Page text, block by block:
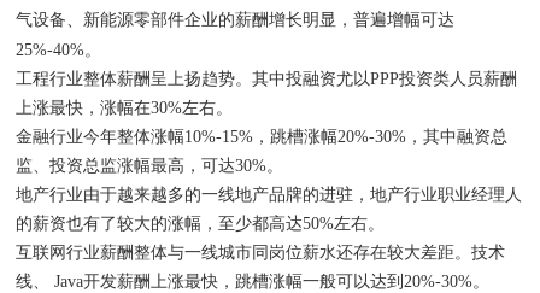
气设备、新能源零部件企业的薪酬增长明显，普遍增幅可达
25%-40%。
工程行业整体薪酬呈上扬趋势。其中投融资尤以PPP投资类人员薪酬
上涨最快，涨幅在30%左右。
金融行业今年整体涨幅10%-15%，跳槽涨幅20%-30%，其中融资总
监、投资总监涨幅最高，可达30%。
地产行业由于越来越多的一线地产品牌的进驻，地产行业职业经理人
的薪资也有了较大的涨幅，至少都高达50%左右。
互联网行业薪酬整体与一线城市同岗位薪水还存在较大差距。技术
线、 Java开发薪酬上涨最快，跳槽涨幅一般可以达到20%-30%。